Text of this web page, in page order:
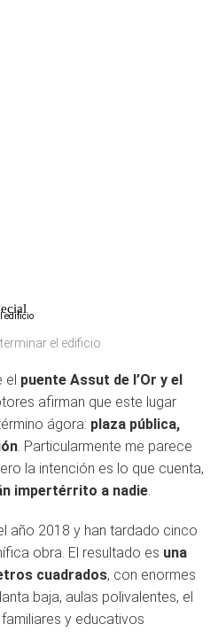
el edificio
el puente Assut de l’Or y el
afirman que este lugar
ágora: plaza pública,
. Particularmente me parece
la intención es lo que cuenta,
impertérrito a nadie.
año 2018 y han tardado cinco
obra. El resultado es una
cuadrados, con enormes
baja, aulas polivalentes, el
y educativos